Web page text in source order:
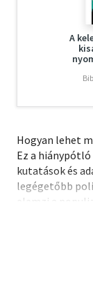
A
Hogyan lehet
Ez a
kutatások és
legégetőbb
elemzi a
szakpolitikai